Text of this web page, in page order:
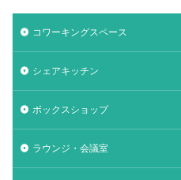
コワーキングスペース
シェアキッチン
ボックスショップ
ラウンジ・会議室